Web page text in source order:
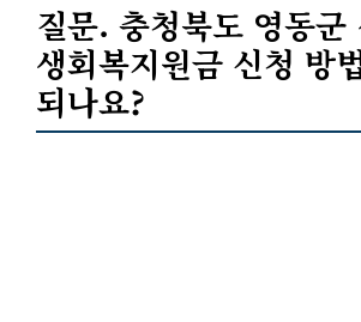
질문. 충청북도 영동군
생회복지원금 신청 방
되나요?